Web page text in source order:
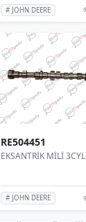
# JOHN DEERE
RE504451
EKSANTRİK MİLİ 3CYL
# JOHN DEERE